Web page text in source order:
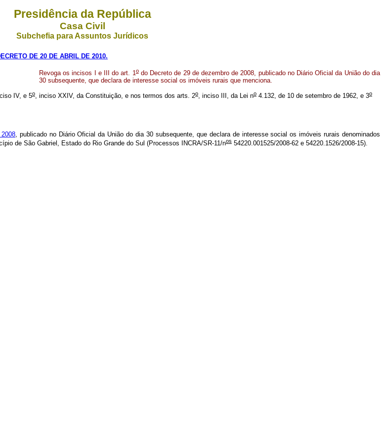
Presidência da República
Casa Civil
Subchefia para Assuntos Jurídicos
DE 20 DE ABRIL DE 2010.
Revoga os incisos I e III do art. 1odo Decreto de 29 de dezembro de 2008, publicado no Diário Oficial da União do dia
30 subsequente, que declara de interesse social os imóveis rurais que menciona.
IV, e 5o, inciso XXIV, da Constituição, e nos termos dos arts. 2o, inciso III, da Lei no 4.132, de 10 de setembro de 1962, e 3o
, publicado no Diário Oficial da União do dia 30 subsequente, que declara de interesse social os imóveis rurais denominados
de São Gabriel, Estado do Rio Grande do Sul (Processos INCRA/SR-11/nos 54220.001525/2008-62 e 54220.1526/2008-15).